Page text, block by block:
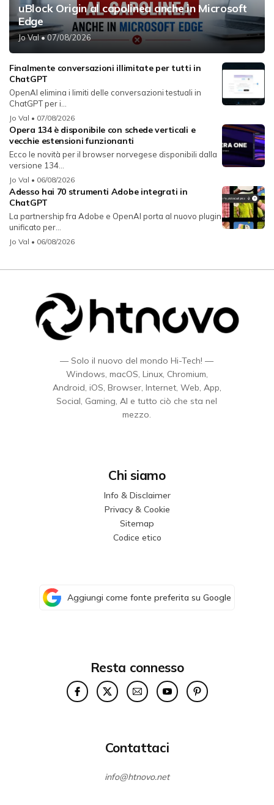
uBlock Origin al capolinea anche in Microsoft
Edge
Jo Val• 07/08/2026
Finalmente conversazioni illimitate per tutti in
ChatGPT
OpenAI elimina i limiti delle conversazioni testuali in
ChatGPT per i...
Jo Val • 07/08/2026
Opera 134 è disponibile con schede verticali e
vecchie estensioni funzionanti
Ecco le novità per il browser norvegese disponibili dalla
versione 134...
Jo Val • 06/08/2026
Adesso hai 70 strumenti Adobe integrati in
ChatGPT
La partnership fra Adobe e OpenAI porta al nuovo plugin
unificato per...
Jo Val • 06/08/2026
— Solo il nuovo del mondo Hi-Tech! —
Windows, macOS, Linux, Chromium,
Android, iOS, Browser, Internet, Web, App,
Social, Gaming, AI e tutto ciò che sta nel
mezzo.
Chi siamo
Info & Disclaimer
Privacy & Cookie
Sitemap
Codice etico
Aggiungi come fonte preferita su Google
Resta connesso
Contattaci
info@htnovo.net